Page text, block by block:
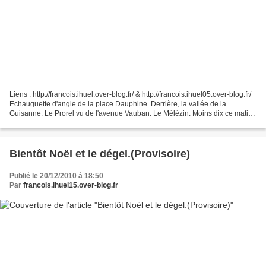
Liens : http://francois.ihuel.over-blog.fr/ & http://francois.ihuel05.over-blog.fr/
Echauguette d'angle de la place Dauphine. Derrière, la vallée de la
Guisanne. Le Prorel vu de l'avenue Vauban. Le Mélézin. Moins dix ce matin
Bientôt Noël et le dégel.(Provisoire)
Publié le 20/12/2010 à 18:50
Par francois.ihuel15.over-blog.fr